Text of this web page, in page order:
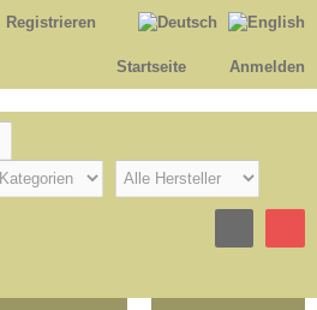
Registrieren
Anmelden
Startseite